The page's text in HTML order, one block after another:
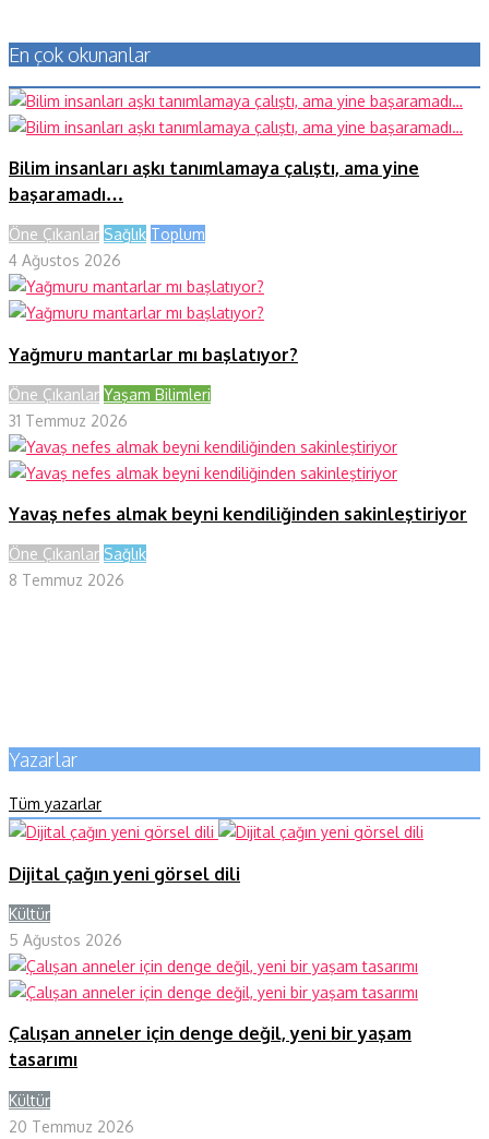
En çok okunanlar
Bilim insanları aşkı tanımlamaya çalıştı, ama yine
başaramadı…
Öne Çıkanlar Sağlık Toplum
4 Ağustos 2026
Yağmuru mantarlar mı başlatıyor?
Öne Çıkanlar Yaşam Bilimleri
31 Temmuz 2026
Yavaş nefes almak beyni kendiliğinden sakinleştiriyor
Öne Çıkanlar Sağlık
8 Temmuz 2026
Yazarlar
Tüm yazarlar
Dijital çağın yeni görsel dili
Kültür
5 Ağustos 2026
Çalışan anneler için denge değil, yeni bir yaşam
tasarımı
Kültür
20 Temmuz 2026